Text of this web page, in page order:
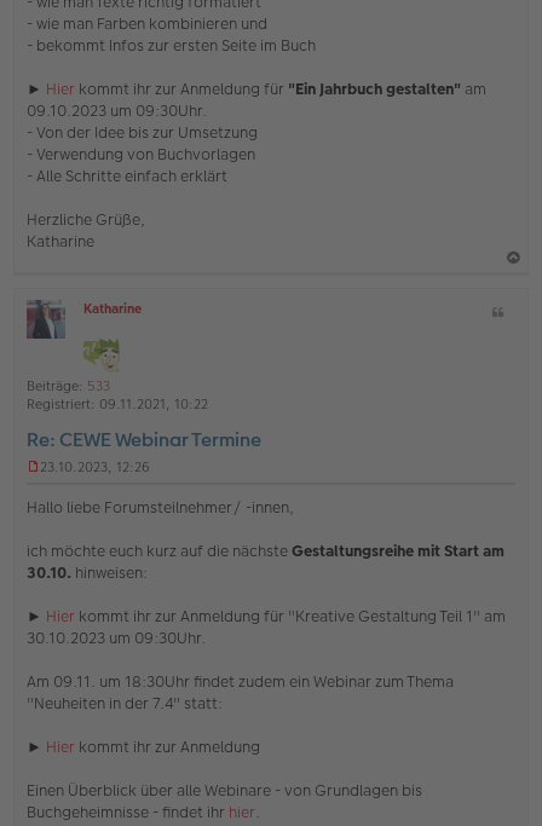
r
a
g
- wie man Farben kombinieren und
- bekommt Infos zur ersten Seite im Buch
► Hier kommt ihr zur Anmeldung für "Ein Jahrbuch gestalten" am
09.10.2023 um 09:30Uhr.
- Von der Idee bis zur Umsetzung
- Verwendung von Buchvorlagen
- Alle Schritte einfach erklärt
Herzliche Grüße,
Katharine
ff
n
e
Katharine
Beiträge: 533
Registriert: 09.11.2021, 10:22
Re: CEWE Webinar Termine
g
l
e
e
B
e
g
23.10.2023, 12:26
Hallo liebe Forumsteilnehmer/ -innen,
ich möchte euch kurz auf die nächsteGestaltungsreihe mit Start am
30.10. hinweisen:
► Hier kommt ihr zur Anmeldung für "Kreative Gestaltung Teil 1" am
30.10.2023 um 09:30Uhr.
Am 09.11. um 18:30Uhr findet zudem ein Webinar zum Thema
"Neuheiten in der 7.4" statt:
► Hier kommt ihr zur Anmeldung
Einen Überblick über alle Webinare - von Grundlagen bis
Buchgeheimnisse - findet ihr hier.